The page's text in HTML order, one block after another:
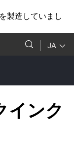
製造していまし
JA
インク